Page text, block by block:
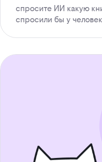
спросите ИИ какую
спросили бы у